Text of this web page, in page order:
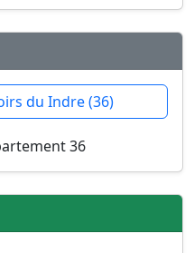
du Indre (36)